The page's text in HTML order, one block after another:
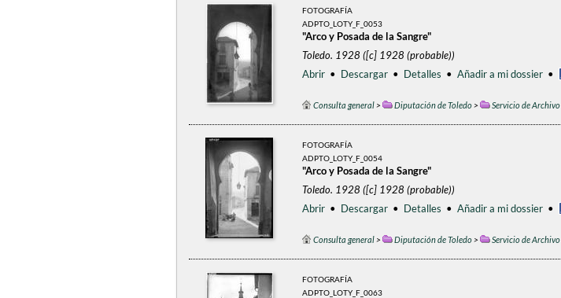
FOTOGRAFÍA
ADPTO_LOTY_F_0053
"Arco y Posada de la Sangre"
Toledo. 1928 ([c] 1928 (probable))
Abrir • Descargar • Detalles • Añadir a mi dossier •
Consulta general> Diputación de Toledo> Servicio de Archivo
FOTOGRAFÍA
ADPTO_LOTY_F_0054
"Arco y Posada de la Sangre"
Toledo. 1928 ([c] 1928 (probable))
Abrir • Descargar • Detalles • Añadir a mi dossier •
Consulta general> Diputación de Toledo> Servicio de Archivo
FOTOGRAFÍA
ADPTO_LOTY_F_0063